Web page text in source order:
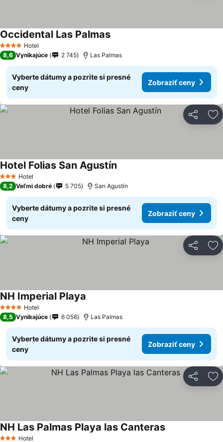
4 Počet hviezdičiek
Hotel
Occidental Las Palmas
8,6 Vynikajúce 2 745 Las Palmas
Vyberte dátumy a pozrite si presné
ceny
Zobraziť ceny
Zdieľať
3 Počet hviezdičiek
Hotel
Hotel Folias San Agustín
8,2 Veľmi dobré 5 705 San Agustín
Vyberte dátumy a pozrite si presné
ceny
Zobraziť ceny
Zdieľať
4 Počet hviezdičiek
Hotel
NH Imperial Playa
8,5 Vynikajúce 6 056 Las Palmas
Vyberte dátumy a pozrite si presné
ceny
Zobraziť ceny
Zdieľať
Hotel
NH Las Palmas Playa las Canteras